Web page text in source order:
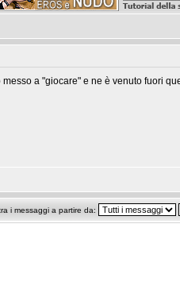
a "giocare" e ne è venuto fuori
i messaggi a partire da: